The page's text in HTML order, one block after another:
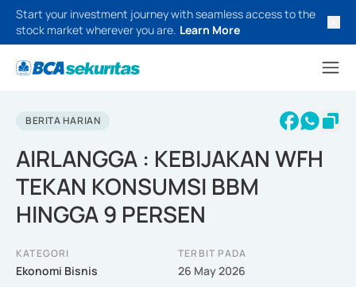
Start your investment journey with seamless access to the
stock market wherever you are. Learn More
BERITA HARIAN
AIRLANGGA : KEBIJAKAN WFH
TEKAN KONSUMSI BBM
HINGGA 9 PERSEN
KATEGORI
Ekonomi Bisnis
TERBIT PADA
26 May 2026